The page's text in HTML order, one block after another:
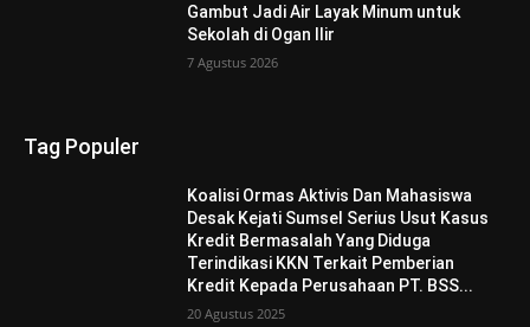
Gambut Jadi Air Layak Minum untuk
Sekolah di Ogan Ilir
7 Agustus 2026
Tag Populer
Koalisi Ormas Aktivis Dan Mahasiswa
Desak Kejati Sumsel Serius Usut Kasus
Kredit Bermasalah Yang Diduga
Terindikasi KKN Terkait Pemberian
Kredit Kepada Perusahaan PT. BSS...
20 Agustus 2025